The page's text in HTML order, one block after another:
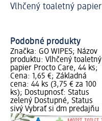
Vlhčený toaletný papier
Podobné produkty
Značka: GO WIPES; Názov
produktu: Vlhčený toaletný
papier Procto Care, 44 ks;
Cena: 1,65 €; Základná
cena: 44 ks (3,75 € za 100
ks); Dostupnosť: Status
zelený Dostupné, Status
sivý Vybrať si dm predajňu